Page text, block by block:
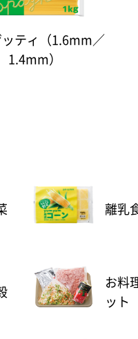
ッティ（1.6mm／
1.4mm）
離乳
お料
ット